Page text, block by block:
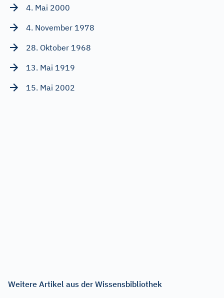
4. Mai 2000
4. November 1978
28. Oktober 1968
13. Mai 1919
15. Mai 2002
Weitere Artikel aus der Wissensbibliothek